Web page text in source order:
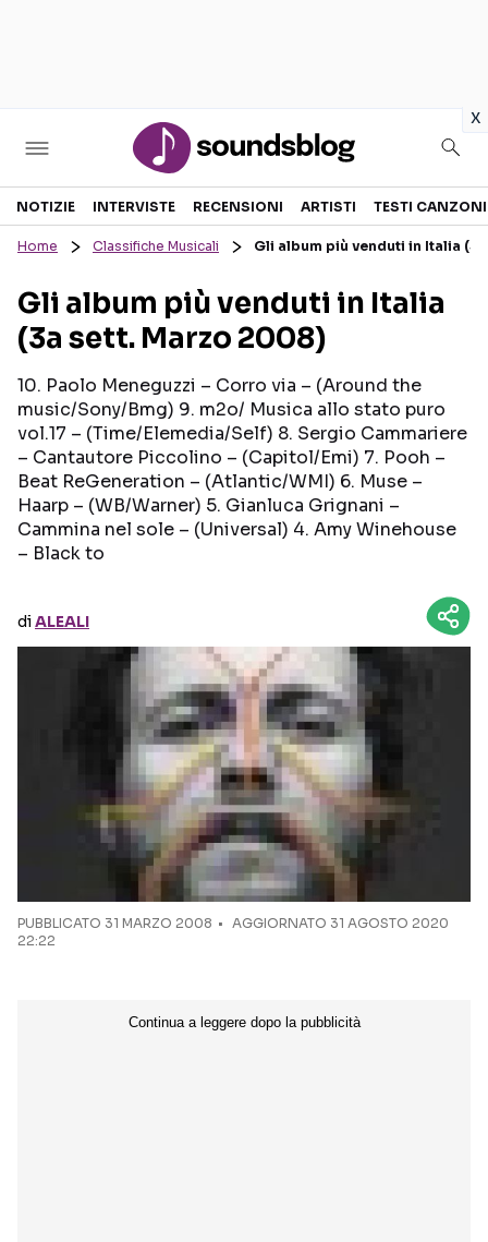
x
Sezioni
RECENSIONI MUSICALI
INTERVISTE
GOSSIP E CURIOSITÀ
TESTI CANZONI
TOUR ED EVENTI
TALENT SHOW
Seguici sui social
NOTIZIE INTERVISTE RECENSIONI ARTISTI TESTI CANZONI
Home Classifiche Musicali Gli album più venduti in Italia
Gli album più venduti in Italia
(3a sett. Marzo 2008)
10. Paolo Meneguzzi – Corro via – (Around the
music/Sony/Bmg) 9. m2o/ Musica allo stato puro
vol.17 – (Time/Elemedia/Self) 8. Sergio Cammariere
– Cantautore Piccolino – (Capitol/Emi) 7. Pooh –
Beat ReGeneration – (Atlantic/WMI) 6. Muse –
Haarp – (WB/Warner) 5. Gianluca Grignani –
Cammina nel sole – (Universal) 4. Amy Winehouse
– Black to
diALEALI
PUBBLICATO 31 MARZO 2008
AGGIORNATO 31 AGOSTO 2020
22:22